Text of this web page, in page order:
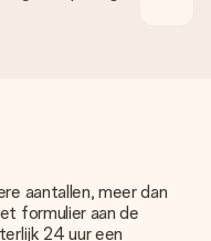
leveropties
aan: iDeal, Paypal,
aantallen, meer dan
formulier aan de
24 uur een